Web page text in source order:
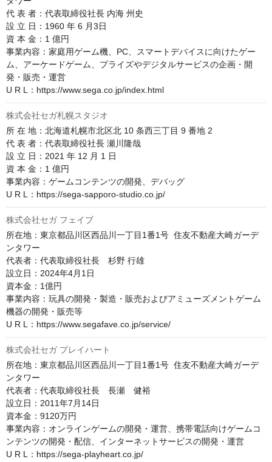
代 表 者：代表取締役社長 内海 州史
設 立 日：1960 年 6 月3日
資 本 金：1 億円
事業内容：家庭用ゲーム機、PC、スマートデバイスに向けたゲー
ム、アーケードゲーム、プライズやデジタルサービスの企画・開
発・販売・運営
U R L：https://www.sega.co.jp/index.html
株式会社セガ札幌スタジオ
所 在 地：北海道札幌市北区北 10 条西三丁目 9 番地 2
代 表 者：代表取締役社長 瀬川隆哉
設 立 日：2021 年 12 月 1 日
資 本 金：1 億円
事業内容：ゲームコンテンツの開発、デバッグ
U R L：https://sega-sapporo-studio.co.jp/
株式会社セガ フェイブ
所在地：東京都品川区西品川一丁目1番1号  住友不動産大崎ガーデ
ンタワー
代表者：代表取締役社長　杉野 行雄
設立日：2024年4月1日
資本金：1億円
事業内容：玩具の開発・製造・販売およびアミューズメントゲーム
機器の開発・販売等
U R L：https://www.segafave.co.jp/service/
株式会社セガ プレイハート
所在地：東京都品川区西品川一丁目1番1号  住友不動産大崎ガーデ
ンタワー
代表者：代表取締役社長　長瀬　健裕
設立日：2011年7月14日
資本金：9120万円
事業内容：オンラインゲームの開発・運営、携帯電話向けゲームコ
ンテンツの開発・配信、インターネットサービスの開発・運営
U R L：https://sega-playheart.co.jp/